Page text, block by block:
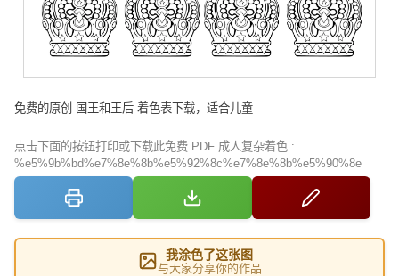
免费的原创 国王和王后 着色表下载，适合儿童
点击下面的按钮打印或下载此免费 PDF 成人复杂着色 :
%e5%9b%bd%e7%8e%8b%e5%92%8c%e7%8e%8b%e5%90%8e
我涂色了这张图
与大家分享你的作品